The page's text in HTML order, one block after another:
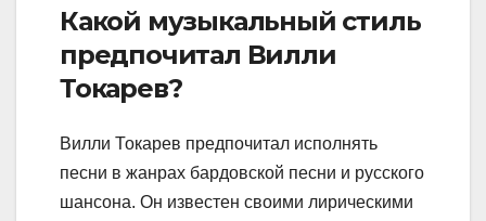
Какой музыкальный стиль
предпочитал Вилли
Токарев?
Вилли Токарев предпочитал исполнять
песни в жанрах бардовской песни и русского
шансона. Он известен своими лирическими